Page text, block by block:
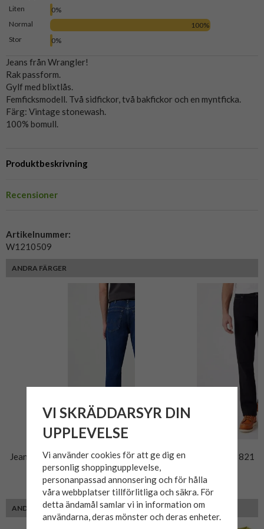
Liten
0%
Normal
100%
Stor
0%
Produktbeskrivning
Recensioner
Jeans från Wrangler!
Rak passform.
Gylf med blixtlås.
Femficksmodell. Två sidfickor, två bakfickor och en myntficka.
Färg: Vintage stonewash.
100% bomull.
Artikelnummer:
W1210509
ANDRA FÄRGER
Jeans WRANGLER Texas 821
Dancing water
949 kr
Jeans WRANGLER Texas 821
999 kr
ANDRA KUNDER MED SAMMA PASSFORM VALDE ÄVEN
VI SKRÄDDARSYR DIN
UPPLEVELSE
Vi använder cookies för att ge dig en
personlig shoppingupplevelse,
personanpassad annonsering och för hålla
våra webbplatser tillförlitliga och säkra. För
detta ändamål samlar vi in information om
användarna, deras mönster och deras enheter.